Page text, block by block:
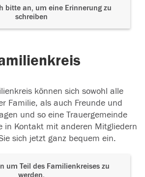
bitte an, um eine Erinnerung zu
schreiben
können sich sowohl alle
Familie, als auch Freunde und
und so eine Trauergemeinde
in Kontakt mit anderen Mitgliedern
sich jetzt ganz bequem ein.
um Teil des Familienkreises zu
werden.